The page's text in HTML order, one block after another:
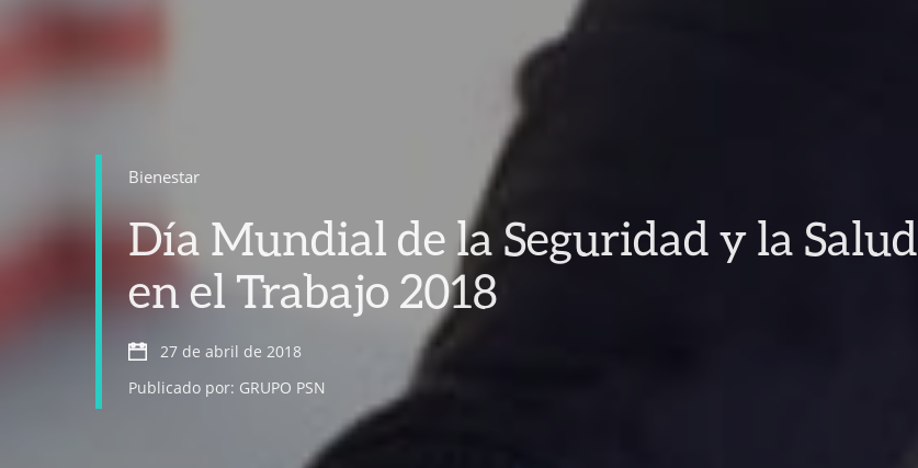
Bienestar
Día Mundial de la Seguridad y la Salud
en el Trabajo 2018
27 de abril de 2018
Publicado por: GRUPO PSN